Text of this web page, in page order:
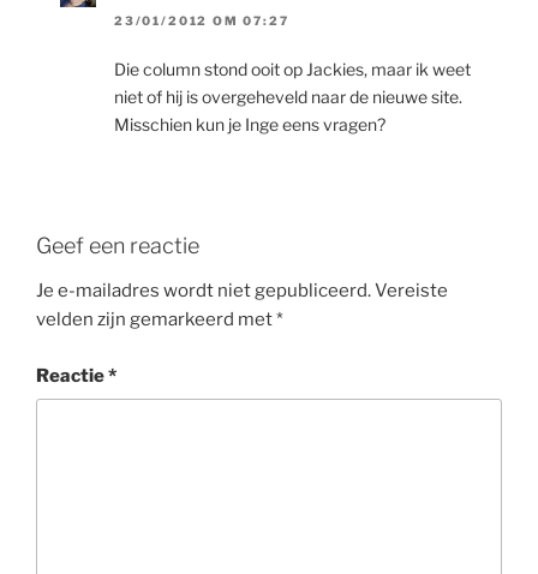
23/01/2012 OM 07:27
Die column stond ooit op Jackies, maar ik weet
niet of hij is overgeheveld naar de nieuwe site.
Misschien kun je Inge eens vragen?
Geef een reactie
Je e-mailadres wordt niet gepubliceerd.Vereiste
velden zijn gemarkeerd met*
Reactie*